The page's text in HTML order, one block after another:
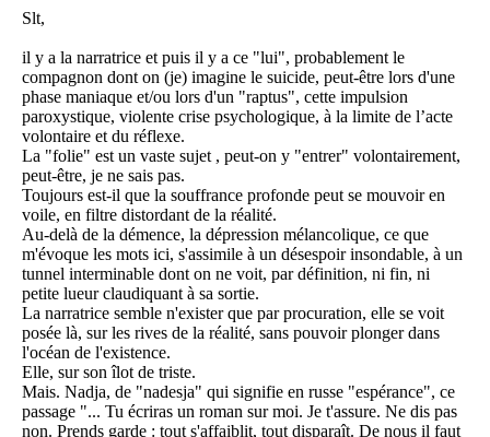
Slt,
il y a la narratrice et puis il y a ce "lui", probablement le
compagnon dont on (je) imagine le suicide, peut-être lors d'une
phase maniaque et/ou lors d'un "raptus", cette impulsion
paroxystique, violente crise psychologique, à la limite de l’acte
volontaire et du réflexe.
La "folie" est un vaste sujet , peut-on y "entrer" volontairement,
peut-être, je ne sais pas.
Toujours est-il que la souffrance profonde peut se mouvoir en
voile, en filtre distordant de la réalité.
Au-delà de la démence, la dépression mélancolique, ce que
m'évoque les mots ici, s'assimile à un désespoir insondable, à un
tunnel interminable dont on ne voit, par définition, ni fin, ni
petite lueur claudiquant à sa sortie.
La narratrice semble n'exister que par procuration, elle se voit
posée là, sur les rives de la réalité, sans pouvoir plonger dans
l'océan de l'existence.
Elle, sur son îlot de triste.
Mais. Nadja, de "nadesja" qui signifie en russe "espérance", ce
passage "... Tu écriras un roman sur moi. Je t'assure. Ne dis pas
non. Prends garde : tout s'affaiblit, tout disparaît. De nous il faut